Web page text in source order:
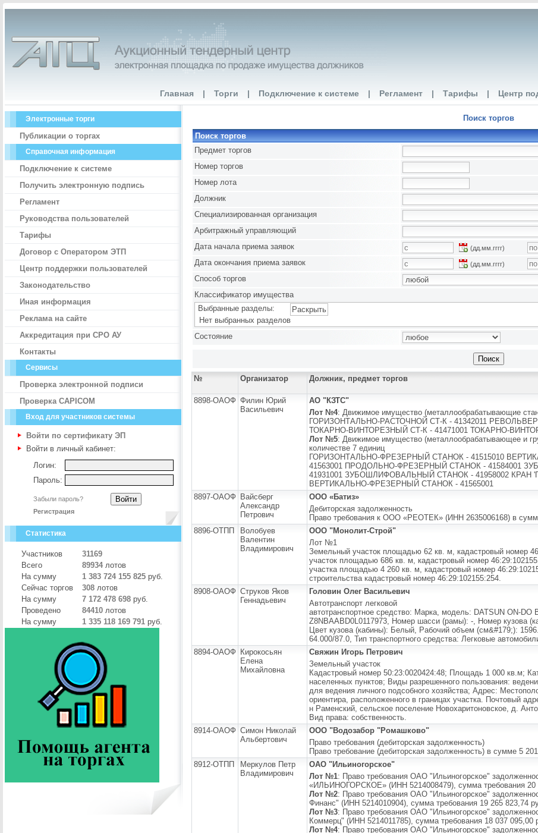
Главная | Торги | Подключение к системе | Регламент | Тарифы | Центр
Электронные торги
Публикации о торгах
Справочная информация
Подключение к системе
Получить электронную подпись
Регламент
Руководства пользователей
Тарифы
Договор с Оператором ЭТП
Центр поддержки пользователей
Законодательство
Иная информация
Реклама на сайте
Аккредитация при СРО АУ
Контакты
Сервисы
Проверка электронной подписи
Проверка CAPICOM
Вход для участников системы
Войти по сертификату ЭП
Войти в личный кабинет:
Логин:
Пароль:
Забыли пароль?
Регистрация
Статистика
Участников
31169
Всего
89934 лотов
На сумму
1 383 724 155 825 руб.
Сейчас торгов
308 лотов
На сумму
7 172 478 698 руб.
Проведено
84410 лотов
На сумму
1 335 118 169 791 руб.
Поиск торгов
Поиск торгов
Предмет торгов
Номер торгов
Номер лота
Должник
Специализированная организация
Арбитражный управляющий
Дата начала приема заявок
(дд.мм.гггг)
Дата окончания приема заявок (дд.мм.гггг)
Способ торгов
Классификатор имущества
Выбранные разделы:
Раскрыть
Нет выбранных разделов
Состояние
№ Организатор Должник, предмет торгов
8898-ОАОФ Филин Юрий
Васильевич
АО "КЗТС"
Лот №4: Движимое имущество (металлообрабатывающие
ГОРИЗОНТАЛЬНО-РАСТОЧНОЙ СТ-К - 41342011
ТОКАРНО-ВИНТОРЕЗНЫЙ СТ-К - 41471001 ТОКАРНО-
Лот №5: Движимое имущество (металлообрабатывающее и
количестве 7 единиц
ГОРИЗОНТАЛЬНО-ФРЕЗЕРНЫЙ СТАНОК - 41515010
41563001 ПРОДОЛЬНО-ФРЕЗЕРНЫЙ СТАНОК - 41584001
41931001 ЗУБОШЛИФОВАЛЬНЫЙ СТАНОК - 41958002 КРАН
ВЕРТИКАЛЬНО-ФРЕЗЕРНЫЙ СТАНОК - 41565001
8897-ОАОФ
Вайсберг
Александр
Петрович
ООО «Батиз»
Дебиторская задолженность
Право требования к ООО «РЕОТЕК» (ИНН 2635006168) в
8896-ОТПП
Волобуев
Валентин
Владимирович
ООО "Монолит-Строй"
Лот №1
Земельный участок площадью 62 кв. м, кадастровый номер
участок площадью 686 кв. м, кадастровый номер
участка площадью 4 260 кв. м, кадастровый номер
строительства кадастровый номер 46:29:102155:254.
8908-ОАОФ Струков Яков
Геннадьевич
Головин Олег Васильевич
Автотранспорт легковой
автотранспортное средство: Марка, модель: DATSUN ON-
Z8NBAABD0L0117973, Номер шасси (рамы): -, Номер кузова
Цвет кузова (кабины): Белый, Рабочий объем (см&#179;):
64.000/87.0, Тип транспортного средства: Легковые
8894-ОАОФ
Кирокосьян
Елена
Михайловна
Свяжин Игорь Петрович
Земельный участок
Кадастровый номер 50:23:0020424:48; Площадь 1 000 кв.м;
населенных пунктов; Виды разрешенного пользования:
для ведения личного подсобного хозяйства; Адрес:
ориентира, расположенного в границах участка. Почтовый
н Раменский, сельское поселение Новохаритоновское, д.
Вид права: собственность.
8914-ОАОФ Симон Николай
Альбертович
ООО "Водозабор "Ромашково"
Право требования (дебиторская задолженность)
Право требование (дебиторская задолженность) в сумме 5
8912-ОТПП
Меркулов Петр
Владимирович
ОАО "Ильиногорское"
Лот №1: Право требования ОАО "Ильиногорское"
«ИЛЬИНОГОРСКОЕ» (ИНН 5214008479), сумма требования 20
Лот №2: Право требования ОАО "Ильиногорское"
Финанс" (ИНН 5214010904), сумма требования 19 265 823,74
Лот №3: Право требования ОАО "Ильиногорское"
Коммерц" (ИНН 5214011785), сумма требования 18 037 095,00
Лот №4: Право требования ОАО "Ильиногорское"